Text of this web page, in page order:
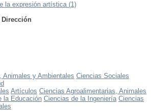
la expresión artística (1)
Dirección
Animales y Ambientales Ciencias Sociales
Artículos Ciencias Agroalimentarias, Animales
la Educación Ciencias de la Ingeniería Ciencias